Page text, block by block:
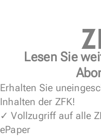
Lesen Sie
Erhalten Sie
Inhalten der ZFK!
✓ Vollzugriff auf alle
ePaper